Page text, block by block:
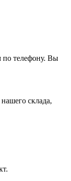
по телефону. Вы
склада,